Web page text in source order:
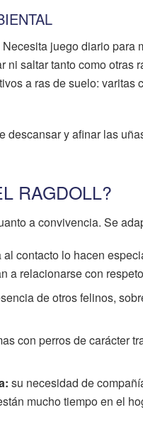
juego diario para
saltar tanto como otras
a ras de suelo: varitas
y afinar las
RAGDOLL?
a convivencia. Se
contacto lo hacen
a relacionarse con
de otros felinos,
con perros de carácter
su necesidad de
mucho tiempo en el